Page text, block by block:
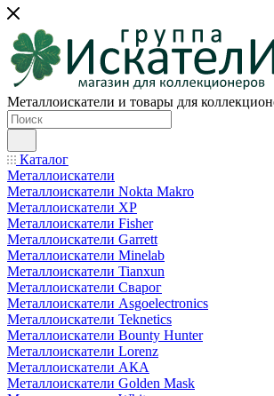
Металлоискатели и товары для
Каталог
Металлоискатели
Металлоискатели Nokta Makro
Металлоискатели XP
Металлоискатели Fisher
Металлоискатели Garrett
Металлоискатели Minelab
Металлоискатели Tianxun
Металлоискатели Сварог
Металлоискатели Asgoelectronics
Металлоискатели Teknetics
Металлоискатели Bounty Hunter
Металлоискатели Lorenz
Металлоискатели АКА
Металлоискатели Golden Mask